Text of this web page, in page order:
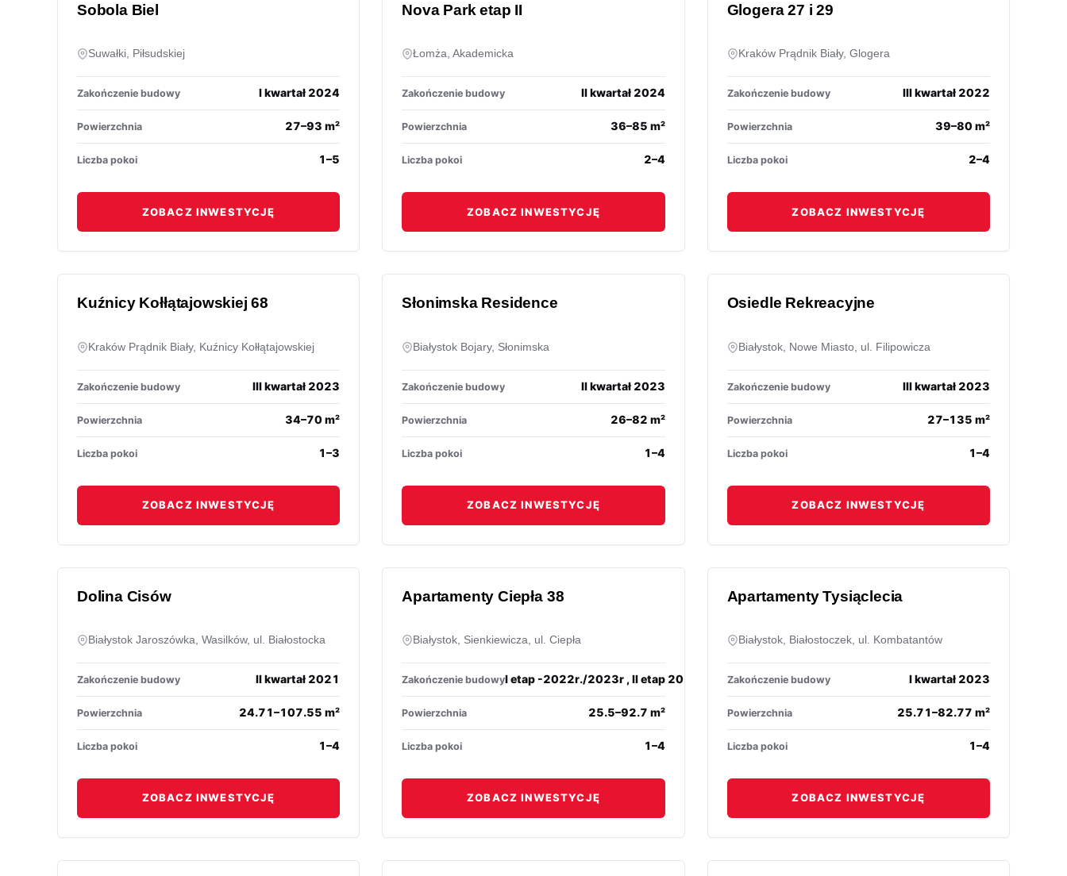
Sobola Biel
Suwałki, Piłsudskiej
Zakończenie budowy I kwartał 2024
Powierzchnia 27–93 m²
Liczba pokoi 1–5
ZOBACZ INWESTYCJĘ
Nova Park etap II
Łomża, Akademicka
Zakończenie budowy II kwartał 2024
Powierzchnia 36–85 m²
Liczba pokoi 2–4
ZOBACZ INWESTYCJĘ
Glogera 27 i 29
Kraków Prądnik Biały, Glogera
Zakończenie budowy III kwartał 2022
Powierzchnia 39–80 m²
Liczba pokoi 2–4
ZOBACZ INWESTYCJĘ
Kuźnicy Kołłątajowskiej 68
Kraków Prądnik Biały, Kuźnicy Kołłątajowskiej
Zakończenie budowy III kwartał 2023
Powierzchnia 34–70 m²
Liczba pokoi 1–3
ZOBACZ INWESTYCJĘ
Słonimska Residence
Białystok Bojary, Słonimska
Zakończenie budowy II kwartał 2023
Powierzchnia 26–82 m²
Liczba pokoi 1–4
ZOBACZ INWESTYCJĘ
Osiedle Rekreacyjne
Białystok, Nowe Miasto, ul. Filipowicza
Zakończenie budowy III kwartał 2023
Powierzchnia 27–135 m²
Liczba pokoi 1–4
ZOBACZ INWESTYCJĘ
Dolina Cisów
Białystok Jaroszówka, Wasilków, ul. Białostocka
Zakończenie budowy II kwartał 2021
Powierzchnia 24.71–107.55 m²
Liczba pokoi 1–4
ZOBACZ INWESTYCJĘ
Apartamenty Ciepła 38
Białystok, Sienkiewicza, ul. Ciepła
Zakończenie budowyI etap -2022r./2023r , II etap 2023r./2024r.
Powierzchnia 25.5–92.7 m²
Liczba pokoi 1–4
ZOBACZ INWESTYCJĘ
Apartamenty Tysiąclecia
Białystok, Białostoczek, ul. Kombatantów
Zakończenie budowy I kwartał 2023
Powierzchnia 25.71–82.77 m²
Liczba pokoi 1–4
ZOBACZ INWESTYCJĘ